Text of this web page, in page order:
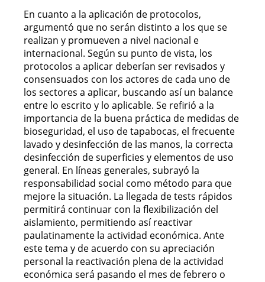
En cuanto a la aplicación de protocolos,
argumentó que no serán distinto a los que se
realizan y promueven a nivel nacional e
internacional. Según su punto de vista, los
protocolos a aplicar deberían ser revisados y
consensuados con los actores de cada uno de
los sectores a aplicar, buscando así un balance
entre lo escrito y lo aplicable. Se refirió a la
importancia de la buena práctica de medidas de
bioseguridad, el uso de tapabocas, el frecuente
lavado y desinfección de las manos, la correcta
desinfección de superficies y elementos de uso
general. En líneas generales, subrayó la
responsabilidad social como método para que
mejore la situación. La llegada de tests rápidos
permitirá continuar con la flexibilización del
aislamiento, permitiendo así reactivar
paulatinamente la actividad económica. Ante
este tema y de acuerdo con su apreciación
personal la reactivación plena de la actividad
económica será pasando el mes de febrero o